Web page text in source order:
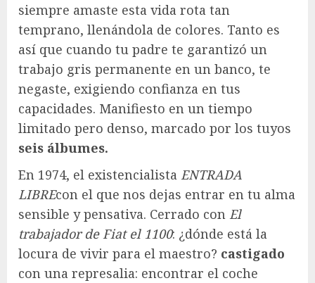
siempre amaste esta vida rota tan
temprano, llenándola de colores. Tanto es
así que cuando tu padre te garantizó un
trabajo gris permanente en un banco, te
negaste, exigiendo confianza en tus
capacidades. Manifiesto en un tiempo
limitado pero denso, marcado por los tuyos
seis álbumes.
En 1974, el existencialista ENTRADA
LIBREcon el que nos dejas entrar en tu alma
sensible y pensativa. Cerrado con El
trabajador de Fiat el 1100: ¿dónde está la
locura de vivir para el maestro? castigado
con una represalia: encontrar el coche